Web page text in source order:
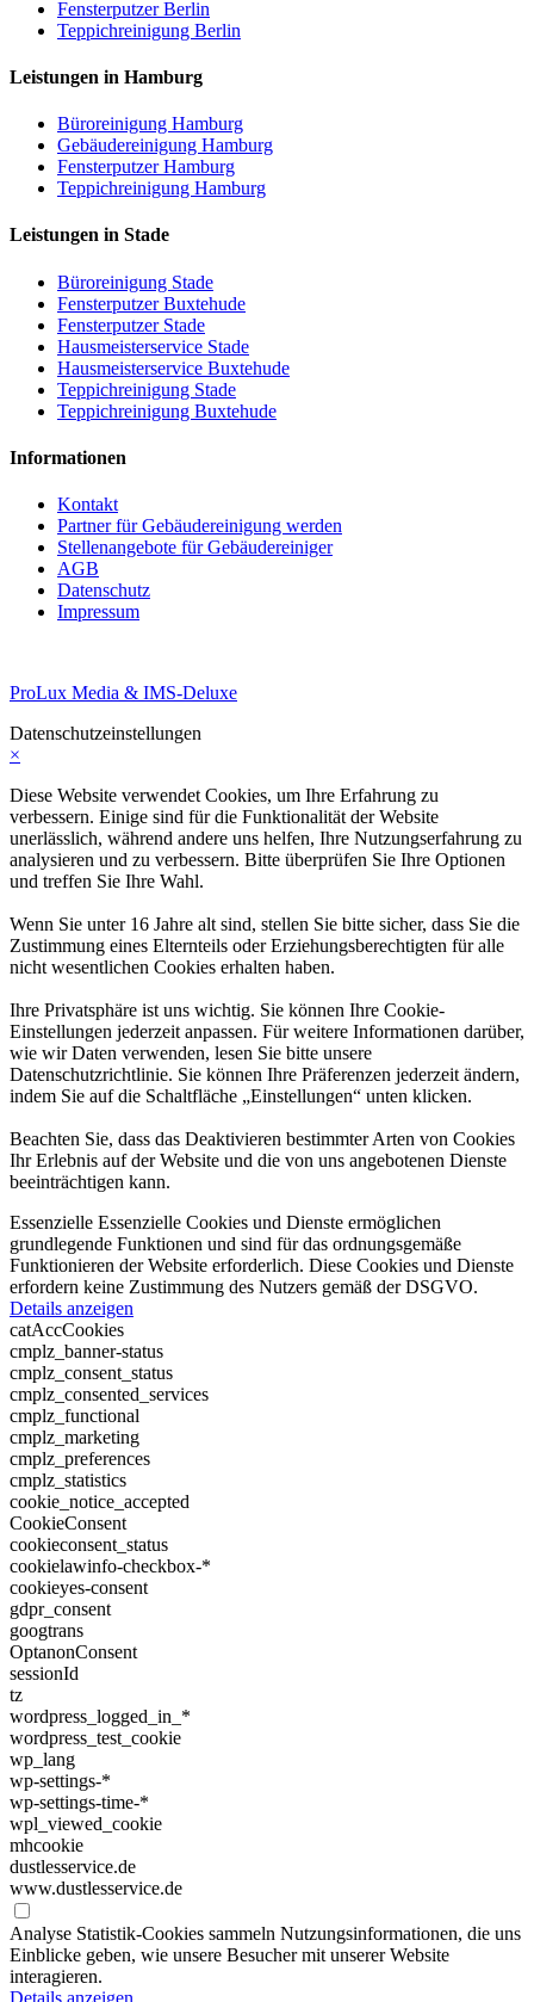
Fensterputzer Berlin
Teppichreinigung Berlin
Leistungen in Hamburg
Büroreinigung Hamburg
Gebäudereinigung Hamburg
Fensterputzer Hamburg
Teppichreinigung Hamburg
Leistungen in Stade
Büroreinigung Stade
Fensterputzer Buxtehude
Fensterputzer Stade
Hausmeisterservice Stade
Hausmeisterservice Buxtehude
Teppichreinigung Stade
Teppichreinigung Buxtehude
Informationen
Kontakt
Partner für Gebäudereinigung werden
Stellenangebote für Gebäudereiniger
AGB
Datenschutz
Impressum
ProLux Media & IMS-Deluxe
Datenschutzeinstellungen
×
Diese Website verwendet Cookies, um Ihre Erfahrung zu
verbessern. Einige sind für die Funktionalität der Website
unerlässlich, während andere uns helfen, Ihre Nutzungserfahrung zu
analysieren und zu verbessern. Bitte überprüfen Sie Ihre Optionen
und treffen Sie Ihre Wahl.
Wenn Sie unter 16 Jahre alt sind, stellen Sie bitte sicher, dass Sie die
Zustimmung eines Elternteils oder Erziehungsberechtigten für alle
nicht wesentlichen Cookies erhalten haben.
Ihre Privatsphäre ist uns wichtig. Sie können Ihre Cookie-
Einstellungen jederzeit anpassen. Für weitere Informationen darüber,
wie wir Daten verwenden, lesen Sie bitte unsere
Datenschutzrichtlinie. Sie können Ihre Präferenzen jederzeit ändern,
indem Sie auf die Schaltfläche „Einstellungen“ unten klicken.
Beachten Sie, dass das Deaktivieren bestimmter Arten von Cookies
Ihr Erlebnis auf der Website und die von uns angebotenen Dienste
beeinträchtigen kann.
Essenzielle Essenzielle Cookies und Dienste ermöglichen
grundlegende Funktionen und sind für das ordnungsgemäße
Funktionieren der Website erforderlich. Diese Cookies und Dienste
erfordern keine Zustimmung des Nutzers gemäß der DSGVO.
Details anzeigen
catAccCookies
cmplz_banner-status
cmplz_consent_status
cmplz_consented_services
cmplz_functional
cmplz_marketing
cmplz_preferences
cmplz_statistics
cookie_notice_accepted
CookieConsent
cookieconsent_status
cookielawinfo-checkbox-*
cookieyes-consent
gdpr_consent
googtrans
OptanonConsent
sessionId
tz
wordpress_logged_in_*
wordpress_test_cookie
wp_lang
wp-settings-*
wp-settings-time-*
wpl_viewed_cookie
mhcookie
dustlesservice.de
www.dustlesservice.de
Analyse Statistik-Cookies sammeln Nutzungsinformationen, die uns
Einblicke geben, wie unsere Besucher mit unserer Website
interagieren.